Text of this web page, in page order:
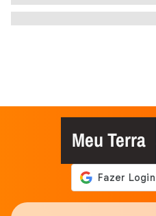
Meu Terra